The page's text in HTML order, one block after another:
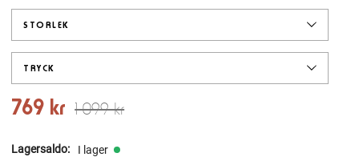
STORLEK
TRYCK
769 kr 1 099 kr
Lagersaldo: I lager